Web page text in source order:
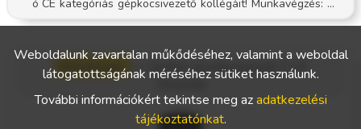
ó CE kategóriás gépkocsivezető kollégáit! Munkavégzés: Ny
erges ponyvás szerelvényen Rendszer: Kocsigazdás rendsze
lvényekkel dolgozunk. Biztos háttér: Bejelentett munkaviszo
fizetés: Pontos, korrekt bér elszámolás (Nettó [pl. 850.000 -
Werkman —
Șoferi profesioniști C+E
Olanda
Weboldalunk zavartalan műkődéséhez, valamint a weboldal
látogatottságának méréséhez sütiket használunk.
További információkért tekintse meg azadatkezelési
tájékoztatónkat.